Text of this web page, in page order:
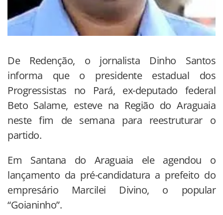
De Redenção, o jornalista Dinho Santos
informa que o presidente estadual dos
Progressistas no Pará, ex-deputado federal
Beto Salame, esteve na Região do Araguaia
neste fim de semana para reestruturar o
partido.
Em Santana do Araguaia ele agendou o
lançamento da pré-candidatura a prefeito do
empresário Marcilei Divino, o popular
“Goianinho”.